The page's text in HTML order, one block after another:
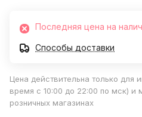
Последняя цена на
Способы доставки
Цена действительна только для
время с 10:00 до 22:00 по мск) и
розничных магазинах